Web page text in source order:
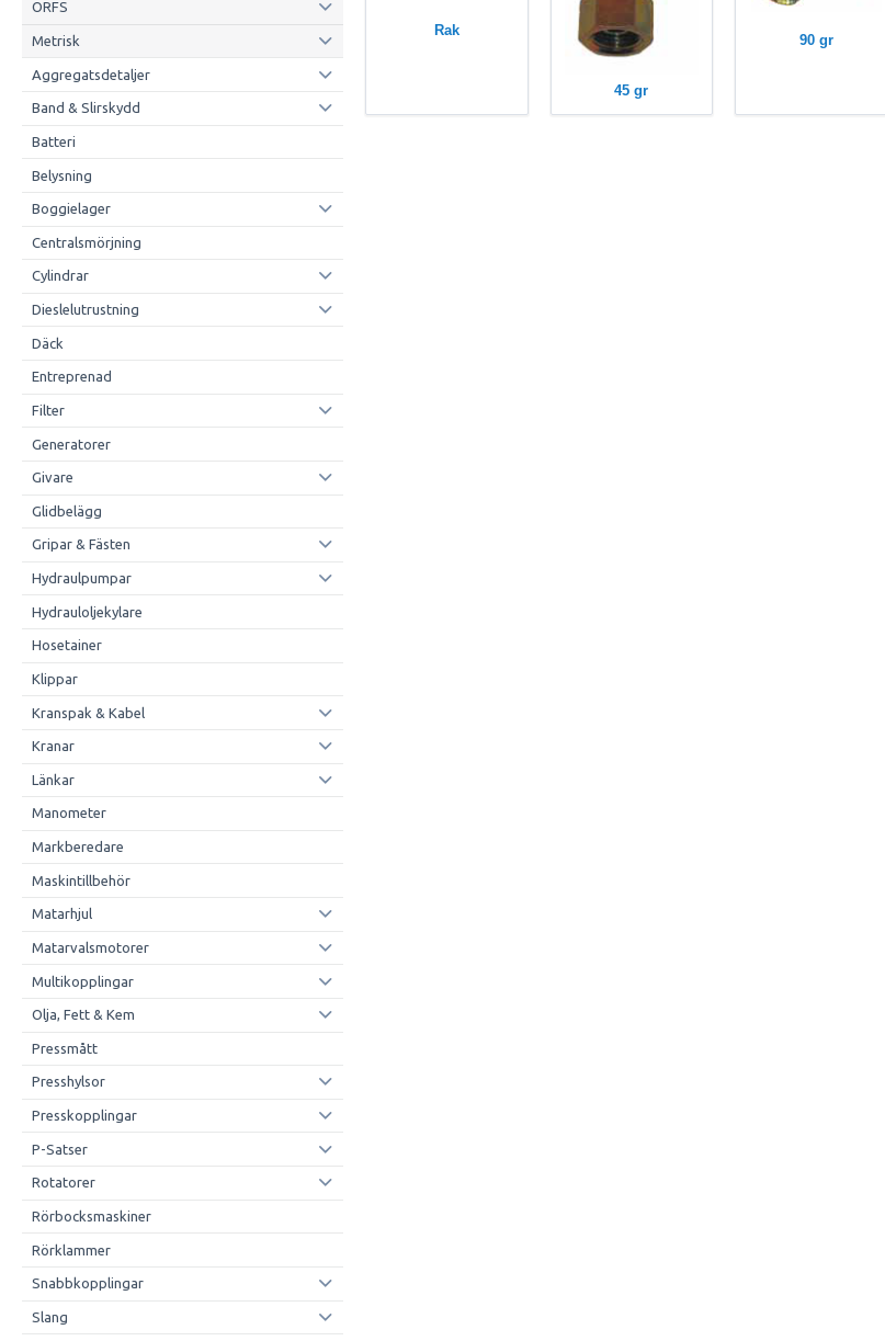
ORFS
Metrisk
Aggregatsdetaljer
Band & Slirskydd
Batteri
Belysning
Boggielager
Centralsmörjning
Cylindrar
Dieslelutrustning
Däck
Entreprenad
Filter
Generatorer
Givare
Glidbelägg
Gripar & Fästen
Hydraulpumpar
Hydrauloljekylare
Hosetainer
Klippar
Kranspak & Kabel
Kranar
Länkar
Manometer
Markberedare
Maskintillbehör
Matarhjul
Matarvalsmotorer
Multikopplingar
Olja, Fett & Kem
Pressmått
Presshylsor
Presskopplingar
P-Satser
Rotatorer
Rörbocksmaskiner
Rörklammer
Snabbkopplingar
Slang
Rak
45 gr
90 gr